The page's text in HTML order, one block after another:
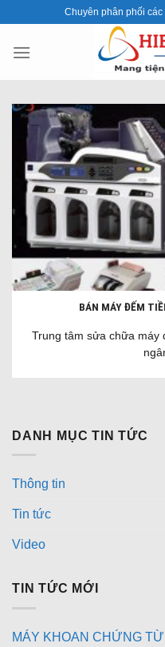
content
Chuyên phân phối
BÁN MÁY ĐẾM
Trung tâm sửa chữa máy
DANH MỤC TIN TỨC
Thông tin
Tin tức
Video
TIN TỨC MỚI
MÁY KHOAN CHỨNG